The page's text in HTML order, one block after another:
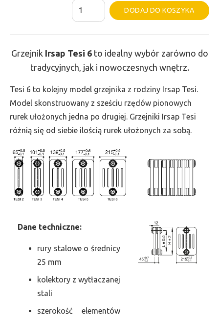
ilość
Grzejnik
-
wys.
685,
szer.
315,
890
DODAJ DO KOSZYKA
Grzejnik Irsap Tesi 6to idealny wybór zarówno do
tradycyjnych, jak i nowoczesnych wnętrz.
Tesi 6 to kolejny model grzejnika z rodziny Irsap Tesi.
Model skonstruowany z sześciu rzędów pionowych
rurek ułożonych jedna po drugiej. Grzejniki Irsap Tesi
różnią się od siebie ilością rurek ułożonych za sobą.
Dane techniczne:
rury stalowe o średnicy
25 mm
kolektory z wytłaczanej
stali
szerokość elementów